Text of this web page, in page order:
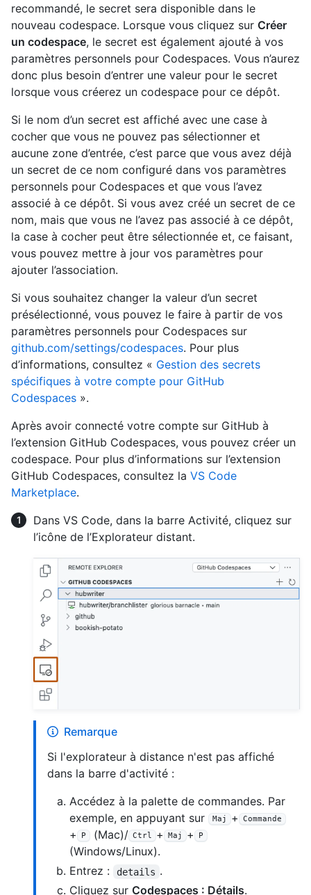
recommandé, le secret sera disponible dans le
nouveau codespace. Lorsque vous cliquez sur Créer
un codespace, le secret est également ajouté à vos
paramètres personnels pour Codespaces. Vous n’aurez
donc plus besoin d’entrer une valeur pour le secret
lorsque vous créerez un codespace pour ce dépôt.
Si le nom d’un secret est affiché avec une case à
cocher que vous ne pouvez pas sélectionner et
aucune zone d’entrée, c’est parce que vous avez déjà
un secret de ce nom configuré dans vos paramètres
personnels pour Codespaces et que vous l’avez
associé à ce dépôt. Si vous avez créé un secret de ce
nom, mais que vous ne l’avez pas associé à ce dépôt,
la case à cocher peut être sélectionnée et, ce faisant,
vous pouvez mettre à jour vos paramètres pour
ajouter l’association.
Si vous souhaitez changer la valeur d’un secret
présélectionné, vous pouvez le faire à partir de vos
paramètres personnels pour Codespaces sur
github.com/settings/codespaces. Pour plus
d’informations, consultez « Gestion des secrets
spécifiques à votre compte pour GitHub
Codespaces ».
Après avoir connecté votre compte sur GitHub à
l’extension GitHub Codespaces, vous pouvez créer un
codespace. Pour plus d’informations sur l’extension
GitHub Codespaces, consultez la VS Code
Marketplace.
Dans VS Code, dans la barre Activité, cliquez sur
l’icône de l’Explorateur distant.
Remarque
Si l'explorateur à distance n'est pas affiché
dans la barre d'activité :
Accédez à la palette de commandes. Par
exemple, en appuyant sur
Maj + Commande
+ P (Mac)/ Ctrl + Maj + P
(Windows/Linux).
Entrez :
details .
Cliquez sur Codespaces : Détails.